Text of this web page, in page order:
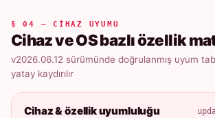
§ 04 — CIHAZ UYUMU
Cihaz ve OS bazlı özellik
v2026.06.12 sürümünde doğrulanmış uyum
yatay kaydırılır
Cihaz & özellik uyumluluğu